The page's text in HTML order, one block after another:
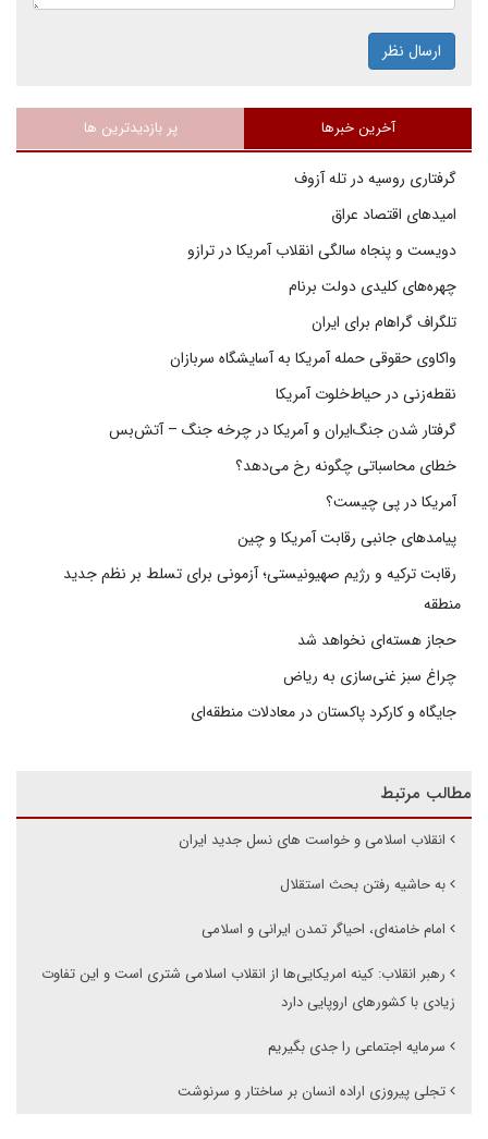
ارسال نظر
آخرین خبرها پر بازدیدترین ها
گرفتاری روسیه در تله آزوف
امیدهای اقتصاد عراق
دویست و پنجاه سالگی انقلاب آمریکا در ترازو
چهره‌های کلیدی دولت برنام
تلگراف گراهام برای ایران
واکاوی حقوقی حمله آمریکا به آسایشگاه سربازان
نقطه‌زنی در حیاط‌خلوت آمریکا
گرفتار شدن جنگ‌ایران و آمریکا در چرخه جنگ – آتش‌بس
خطای محاسباتی چگونه رخ می‌دهد؟
آمریکا در پی چیست؟
پیامدهای جانبی رقابت آمریکا و چین
رقابت ترکیه و رژیم صهیونیستی؛ آزمونی برای تسلط بر نظم جدید
منطقه
حجاز هسته‌ای نخواهد شد
چراغ سبز غنی‌سازی به ریاض
جایگاه و کارکرد پاکستان در معادلات منطقه‌ای
مطالب مرتبط
انقلاب اسلامی و خواست های نسل جدید ایران
به حاشیه رفتن بحث استقلال
امام خامنه‌ای، احیاگر تمدن‌ ایرانی و اسلامی
رهبر انقلاب: کینه امریکایی‌ها از انقلاب اسلامی شتری است و این تفاوت
زیادی با کشورهای اروپایی دارد
سرمایه اجتماعی را جدی بگیریم
تجلی پیروزی اراده انسان بر ساختار و سرنوشت